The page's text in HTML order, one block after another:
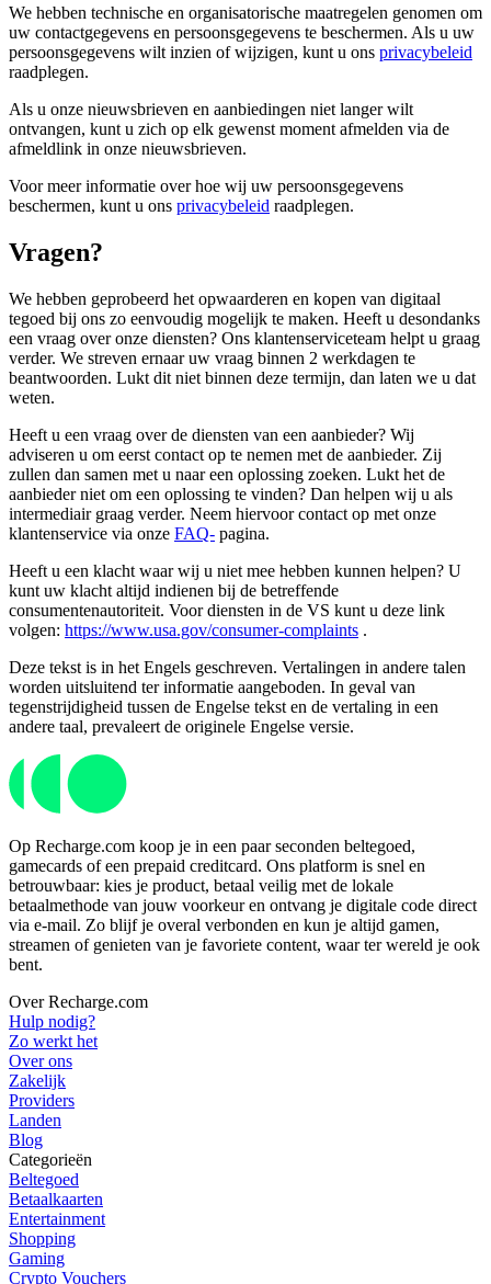
We hebben technische en organisatorische maatregelen genomen om
uw contactgegevens en persoonsgegevens te beschermen. Als u uw
persoonsgegevens wilt inzien of wijzigen, kunt u ons privacybeleid
raadplegen.
Als u onze nieuwsbrieven en aanbiedingen niet langer wilt
ontvangen, kunt u zich op elk gewenst moment afmelden via de
afmeldlink in onze nieuwsbrieven.
Voor meer informatie over hoe wij uw persoonsgegevens
beschermen, kunt u ons privacybeleid raadplegen.
Vragen?
We hebben geprobeerd het opwaarderen en kopen van digitaal
tegoed bij ons zo eenvoudig mogelijk te maken. Heeft u desondanks
een vraag over onze diensten? Ons klantenserviceteam helpt u graag
verder. We streven ernaar uw vraag binnen 2 werkdagen te
beantwoorden. Lukt dit niet binnen deze termijn, dan laten we u dat
weten.
Heeft u een vraag over de diensten van een aanbieder? Wij
adviseren u om eerst contact op te nemen met de aanbieder. Zij
zullen dan samen met u naar een oplossing zoeken. Lukt het de
aanbieder niet om een ​​oplossing te vinden? Dan helpen wij u als
intermediair graag verder. Neem hiervoor contact op met onze
klantenservice via onze FAQ- pagina.
Heeft u een klacht waar wij u niet mee hebben kunnen helpen? U
kunt uw klacht altijd indienen bij de betreffende
consumentenautoriteit. Voor diensten in de VS kunt u deze link
volgen: https://www.usa.gov/consumer-complaints .
Deze tekst is in het Engels geschreven. Vertalingen in andere talen
worden uitsluitend ter informatie aangeboden. In geval van
tegenstrijdigheid tussen de Engelse tekst en de vertaling in een
andere taal, prevaleert de originele Engelse versie.
Op Recharge.com koop je in een paar seconden beltegoed,
gamecards of een prepaid creditcard. Ons platform is snel en
betrouwbaar: kies je product, betaal veilig met de lokale
betaalmethode van jouw voorkeur en ontvang je digitale code direct
via e-mail. Zo blijf je overal verbonden en kun je altijd gamen,
streamen of genieten van je favoriete content, waar ter wereld je ook
bent.
Over Recharge.com
Hulp nodig?
Zo werkt het
Over ons
Zakelijk
Providers
Landen
Blog
Categorieën
Beltegoed
Betaalkaarten
Entertainment
Shopping
Gaming
Crypto Vouchers